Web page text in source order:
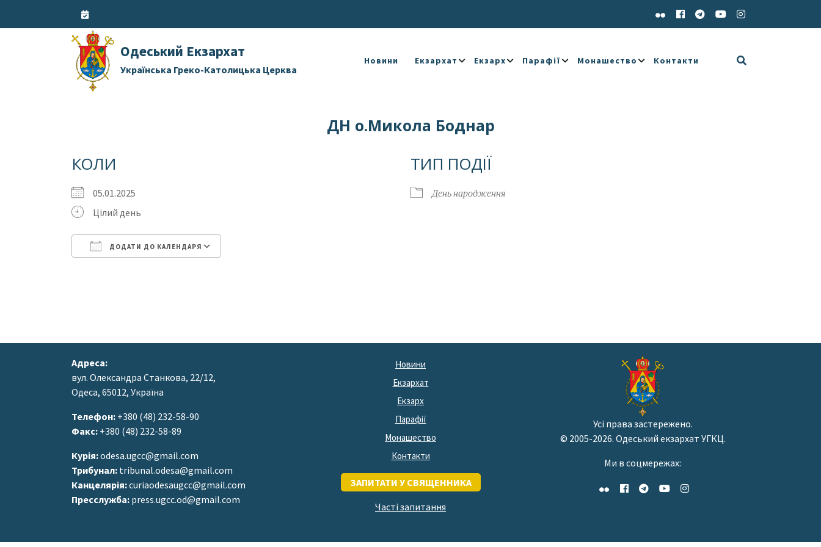
Одеський Екзархат
Українська Греко-Католицька Церква
Новини Екзархат Екзарх Парафії Монашество Контакти
ДН о.Микола Боднар
КОЛИ
05.01.2025
Цілий день
ДОДАТИ ДО КАЛЕНДАРЯ
ТИП ПОДІЇ
День народження
Адреса:
вул. Олександра Станкова, 22/12,
Одеса, 65012, Україна
Телефон: +380 (48) 232-58-90
Факс: +380 (48) 232-58-89
Курія:odesa.ugcc@gmail.com
Трибунал: tribunal.odesa@gmail.com
Канцелярія:curiaodesaugcc@gmail.com
Пресслужба: press.ugcc.od@gmail.com
Новини
Екзархат
Екзарх
Парафії
Монашество
Контакти
ЗАПИТАТИ У СВЯЩЕННИКА
Часті запитання
Усі права застережено.
© 2005-2026. Одеський екзархат УГКЦ.
Ми в соцмережах: